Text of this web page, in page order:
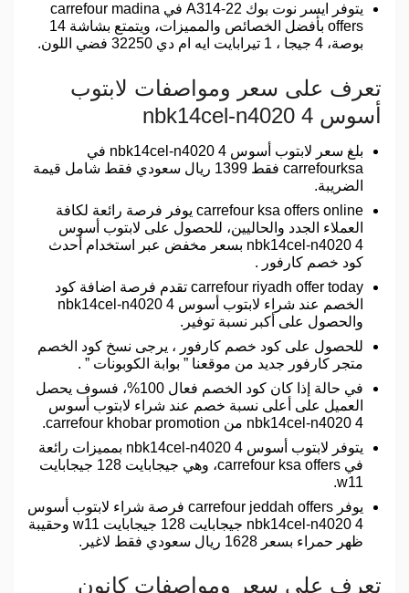
يتوفر ايسر نوت بوك A314-22 في carrefour madina
offers بأفضل الخصائص والمميزات، ويتمتع بشاشة 14
بوصة، 4 جيجا ، 1 تيرابايت ايه ام دي 32250 فضي اللون.
تعرف على سعر ومواصفات لابتوب
أسوس nbk14cel-n4020 4
بلغ سعر لابتوب أسوس nbk14cel-n4020 4 في
carrefourksa فقط 1399 ريال سعودي فقط شامل قيمة
الضريبة.
carrefour ksa offers online يوفر فرصة رائعة لكافة
العملاء الجدد والحاليين، للحصول على لابتوب أسوس
nbk14cel-n4020 4 بسعر مخفض عبر استخدام أحدث
كود خصم كارفور .
carrefour riyadh offer today تقدم فرصة اضافة كود
الخصم عند شراء لابتوب أسوس nbk14cel-n4020 4
والحصول على أكبر نسبة توفير.
للحصول على كود خصم كارفور ، يرجى نسخ كود الخصم
متجر كارفور جديد من موقعنا ” بوابة الكوبونات ” .
في حالة إذا كان كود الخصم فعال 100%، فسوف يحصل
العميل على أعلى نسبة خصم عند شراء لابتوب أسوس
nbk14cel-n4020 4 من carrefour khobar promotion.
يتوفر لابتوب أسوس nbk14cel-n4020 4 بمميزات رائعة
في carrefour ksa offers، وهي جيجابايت 128 جيجابايت
w11.
يوفر carrefour jeddah offers فرصة شراء لابتوب أسوس
nbk14cel-n4020 4 جيجابايت 128 جيجابايت w11 وحقيبة
ظهر حمراء بسعر 1628 ريال سعودي فقط لاغير.
تعرف على سعر ومواصفات كانون